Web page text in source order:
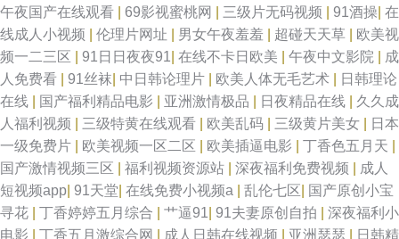
午夜国产在线观看
69影视蜜桃网 三级片无码视频 91酒操 在
线成人小视频
伦理片网址 男女午夜羞羞 超碰天天草
欧美视
频一二三区
91日日夜夜91 在线不卡日欧美 午夜中文影院
成
人免费看
91丝袜 中日韩论理片 欧美人体无毛艺术
日韩理论
在线
国产福利精品电影 亚洲激情极品 日夜精品在线
久久成
人福利视频
三级特黄在线观看 欧美乱码 三级黄片美女
日本
一级免费片
欧美视频一区二区 欧美插逼电影 丁香色五月天
国产激情视频三区
福利视频资源站 深夜福利免费视频
成人
短视频app 91天堂 在线免费小视频a 乱伦七区
国产原创小宝
寻花
丁香婷婷五月综合 艹逼91 91夫妻原创自拍
深夜福利小
电影
丁香五月激综合网 成人日韩在线视频 亚洲瑟瑟 日韩精